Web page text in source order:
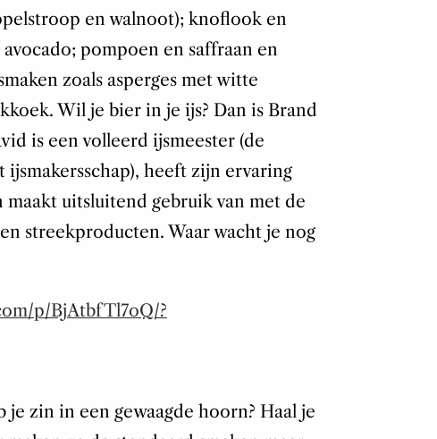
en walnoot); knoflook en
pompoen en saffraan en
zoals asperges met witte
Wil je bier in je ijs? Dan is Brand
is een volleerd ijsmeester (de
heeft zijn ervaring
maakt uitsluitend gebruik van met de
streekproducten. Waar wacht je nog
p/BjAtbfTl7oQ/?
zin in een gewaagde hoorn? Haal je